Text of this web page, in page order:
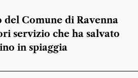
Comune di Ravenna
servizio che ha salvato
in spiaggia